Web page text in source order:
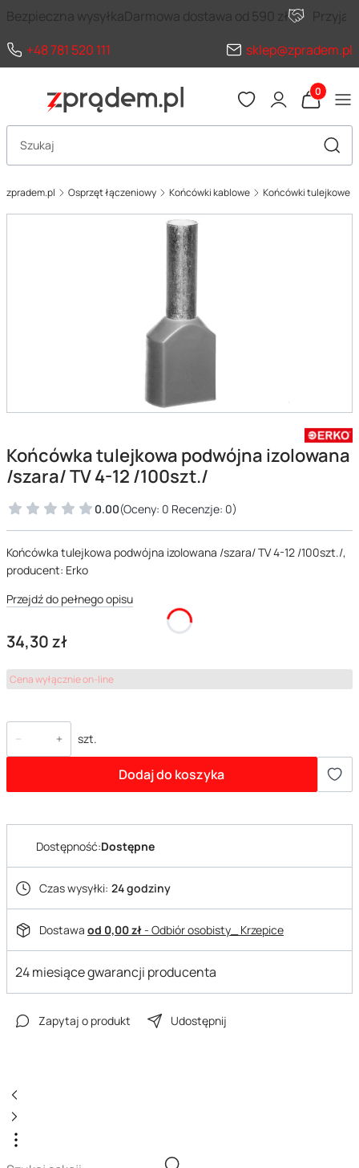
Bezpieczna wysyłkaDarmowa dostawa od 590 zł
+48 781 520 111
sklep@zpradem.pl
Produkty
Otwórz wyszukiwarkę
zpradem.pl Osprzęt łączeniowy Końcówki kablowe Końcówki tulejkowe
Końcówka tulejkowa podwójna izolowana
/szara/ TV 4-12 /100szt./
0.00(Oceny: 0 Recenzje: 0)
Końcówka tulejkowa podwójna izolowana /szara/ TV 4-12 /100szt./,
producent: Erko
Przejdź do pełnego opisu
Cena
34,30 zł
Cena wyłącznie on-line
szt.
Dodaj do koszyka
Dostępność:Dostępne
Czas wysyłki: 24 godziny
Dostawa od 0,00 zł- Odbiór osobisty_ Krzepice
24 miesiące gwarancji producenta
Zapytaj o produkt Udostępnij